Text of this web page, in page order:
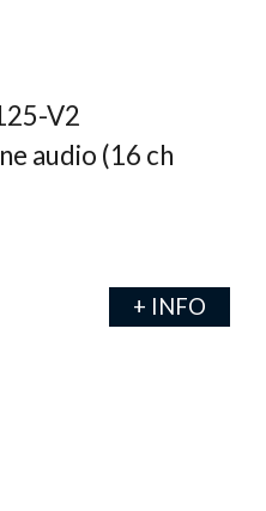
V2
audio (16 ch
+ INFO